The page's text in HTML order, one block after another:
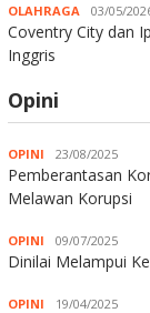
OLAHRAGA 03/05/
Coventry City dan
Inggris
Opini
OPINI 23/08/2025
Pemberantasan
Melawan Korupsi
OPINI 09/07/2025
Dinilai Melampui
OPINI 19/04/2025